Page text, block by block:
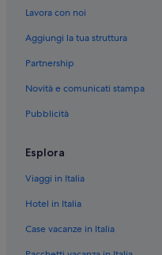
Porto di Calata di Massa:
Obelisco
Mediterraneo: hotel nelle
Basilica di San Lorenzo
Montecalvario: hotel
Chiesa dei Santi
Purgatorio ad Arco: hotel
Lavora con noi
Aggiungi la tua struttura
Partnership
Novità e comunicati stampa
Pubblicità
Esplora
Viaggi in Italia
Hotel in Italia
Case vacanze in Italia